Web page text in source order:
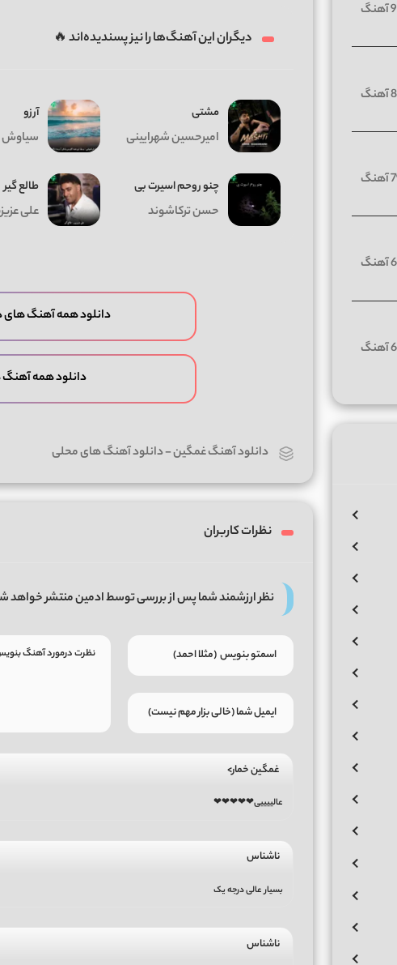
دیگران این آهنگ‌ها را نیز پسندیده‌اند 🔥
مشتی
امیرحسین شهرایینی
آرزو
چنو روحم اسیرت بی
حسن ترکاشوند
طالع گیر
علی
دانلود همه آهنگ های
دانلود همه
دانلود آهنگ غمگین-دانلود آهنگ های محلی
نظرات کاربران
نظر ارزشمند شما پس از بررسی توسط ادمین منتشر خواهد
غمگین خمار>
عالییییی❤❤❤❤❤
ناشناس
بسیار عالی درجه یک
ناشناس